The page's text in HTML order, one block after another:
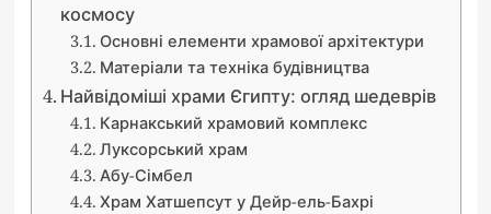
космосу
Основні елементи храмової архітектури
Матеріали та техніка будівництва
Найвідоміші храми Єгипту: огляд шедеврів
Карнакський храмовий комплекс
Луксорський храм
Абу-Сімбел
Храм Хатшепсут у Дейр-ель-Бахрі